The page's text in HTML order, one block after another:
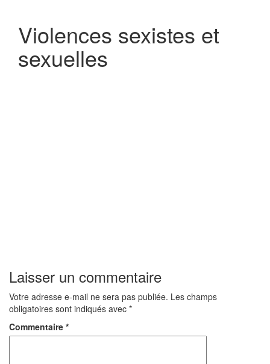
Violences sexistes et
sexuelles
Laisser un commentaire
Votre adresse e-mail ne sera pas publiée. Les champs
obligatoires sont indiqués avec *
Commentaire *